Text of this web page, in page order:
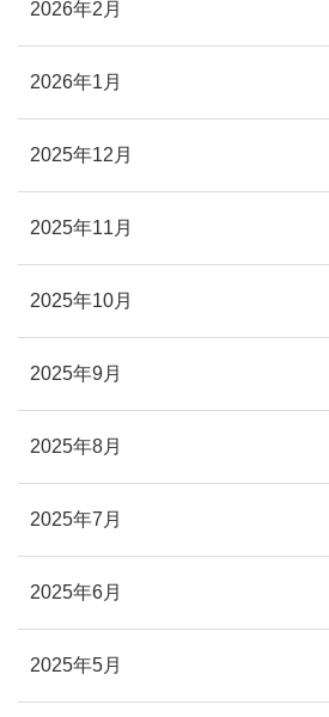
2026年2月
2026年1月
2025年12月
2025年11月
2025年10月
2025年9月
2025年8月
2025年7月
2025年6月
2025年5月